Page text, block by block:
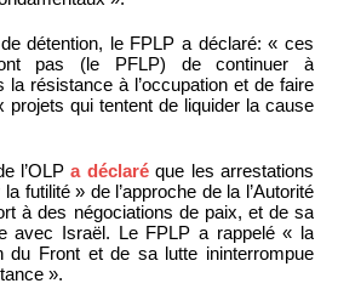
détention, le FPLP a déclaré: « ces
pas (le PFLP) de continuer à
résistance à l’occupation et de faire
qui tentent de liquider la cause
l’OLPa déclaréque les arrestations
futilité » de l’approche de la l’Autorité
à des négociations de paix, et de sa
avec Israël. Le FPLP a rappelé « la
du Front et de sa lutte ininterrompue
».